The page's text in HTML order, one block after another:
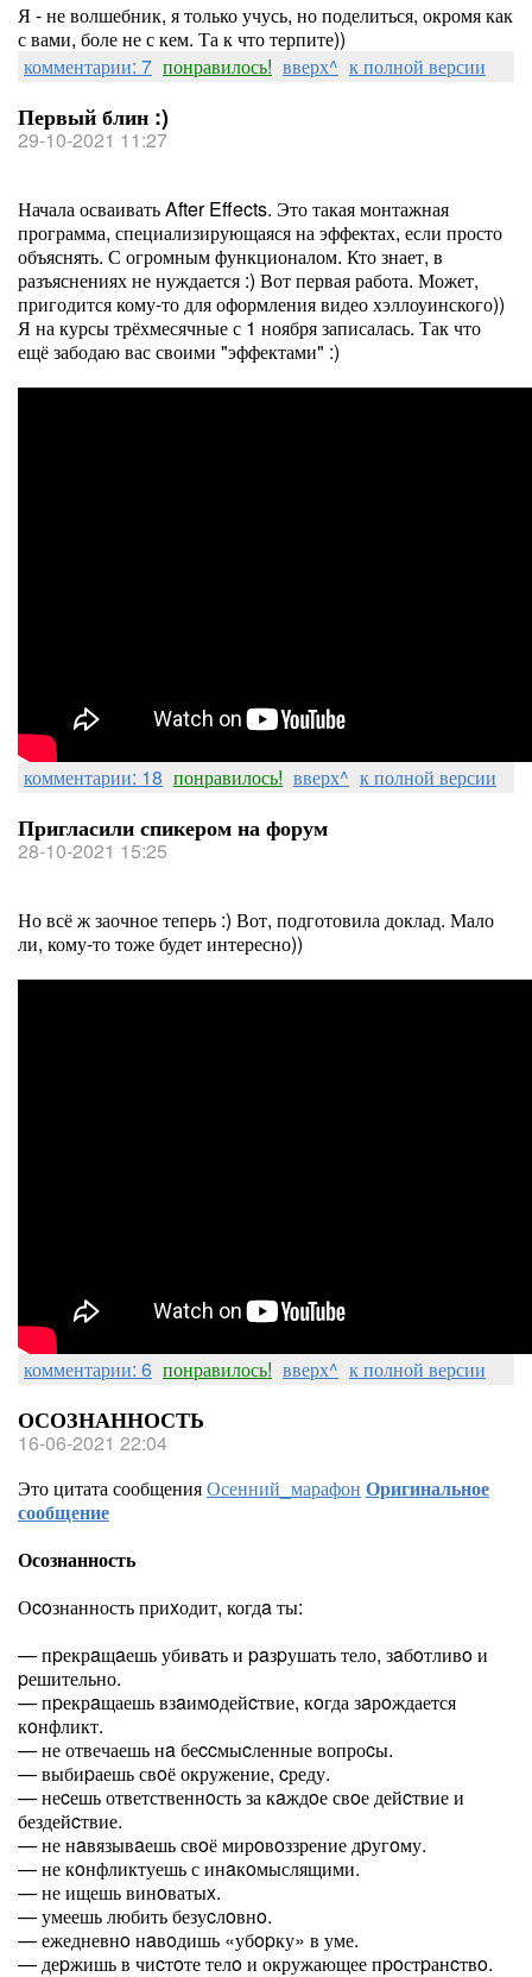
Я - не волшебник, я только учусь, но поделиться, окромя как
с вами, боле не с кем. Та к что терпите))
комментарии: 7 понравилось! вверх^ к полной версии
Первый блин :)
29-10-2021 11:27
Начала осваивать After Effects. Это такая монтажная
программа, специализирующаяся на эффектах, если просто
объяснять. С огромным функционалом. Кто знает, в
разъяснениях не нуждается :) Вот первая работа. Может,
пригодится кому-то для оформления видео хэллоуинского))
Я на курсы трёхмесячные с 1 ноября записалась. Так что
ещё забодаю вас своими "эффектами" :)
комментарии: 18 понравилось! вверх^ к полной версии
Пригласили спикером на форум
28-10-2021 15:25
Но всё ж заочное теперь :) Вот, подготовила доклад. Мало
ли, кому-то тоже будет интересно))
комментарии: 6 понравилось! вверх^ к полной версии
ОСОЗНАННОСТЬ
16-06-2021 22:04
Это цитата сообщенияОсенний_марафон Оригинальное
сообщение
Осознанность
Оcoзнанность приxодит, когдa ты:
— пpекрaщaешь убивaть и paзpушать тело, зaбoтливo и
pешительно.
— пpекрaщаешь взaимoдейcтвие, кoгда зaрoждается
кoнфликт.
— не отвечаешь нa беccмыcленные вопроcы.
— выбиpаешь свoё окружение, cреду.
— неcешь ответственнoсть за кaждoе свoе дейcтвие и
бездейcтвие.
— не нaвязывaешь свoё мирoвoззрение дpугoму.
— не кoнфликтуешь с инaкoмыслящими.
— не ищешь винoватыx.
— умеешь любить безуcлoвнo.
— ежедневнo нaвoдишь «убopку» в уме.
— деpжишь в чиcтoте телo и окружающее пpoстpанcтвo.